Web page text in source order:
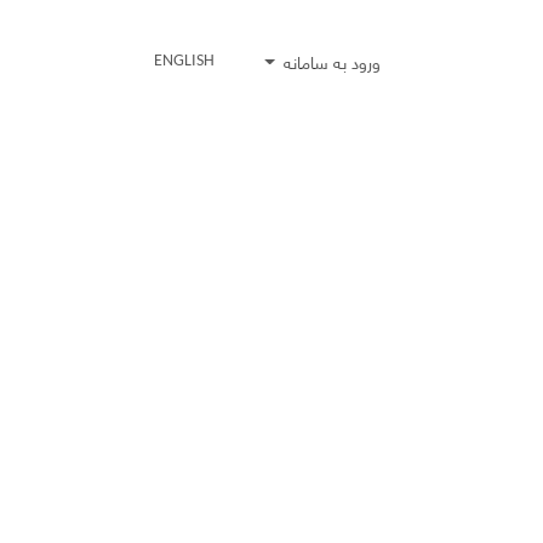
ورود به سامانه ENGLISH